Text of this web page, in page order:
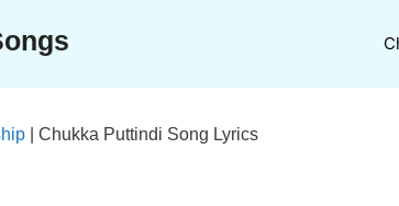
Chukka Puttindi Song Lyrics